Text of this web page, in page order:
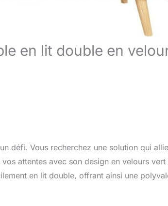
en lit double en
défi. Vous recherchez une solution qui allie
attentes avec son design en velours vert
en lit double, offrant ainsi une